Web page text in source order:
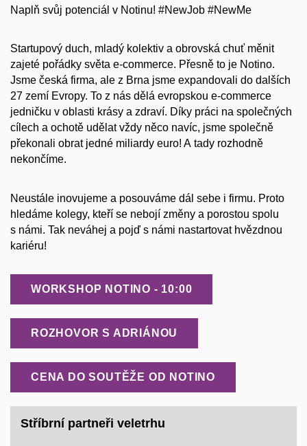
Naplň svůj potenciál v Notinu! #NewJob #NewMe
Startupový duch, mladý kolektiv a obrovská chuť měnit
zajeté pořádky světa e-commerce. Přesně to je Notino.
Jsme česká firma, ale z Brna jsme expandovali do dalších
27 zemí Evropy. To z nás dělá evropskou e-commerce
jedničku v oblasti krásy a zdraví. Díky práci na společných
cílech a ochotě udělat vždy něco navíc, jsme společně
překonali obrat jedné miliardy euro! A tady rozhodně
nekončíme.
Neustále inovujeme a posouváme dál sebe i firmu. Proto
hledáme kolegy, kteří se nebojí změny a porostou spolu
s námi. Tak neváhej a pojď s námi nastartovat hvězdnou
kariéru!
WORKSHOP NOTINO - 10:00
ROZHOVOR S ADRIÁNOU
CENA DO SOUTĚŽE OD NOTINO
Stříbrní partneři veletrhu